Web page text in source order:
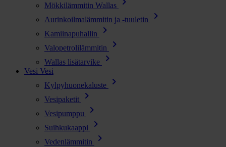
Mökkilämmitin Wallas
Aurinkoilmalämmitin ja -tuuletin chevron_right
Kamiinapuhallin chevron_right
Valopetrolilämmitin chevron_right
Wallas lisätarvike chevron_right
Vesi Vesi
Kylpyhuonekaluste
chevron_right
Vesipaketit chevron_right
Vesipumppu chevron_right
Suihkukaappi chevron_right
Vedenlämmitin chevron_right